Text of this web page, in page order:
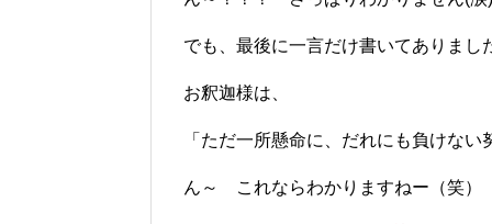
でも、最後に一言だけ書いてありまし
お釈迦様は、
「ただ一所懸命に、だれにも負けない
ん～ これならわかりますねー（笑）